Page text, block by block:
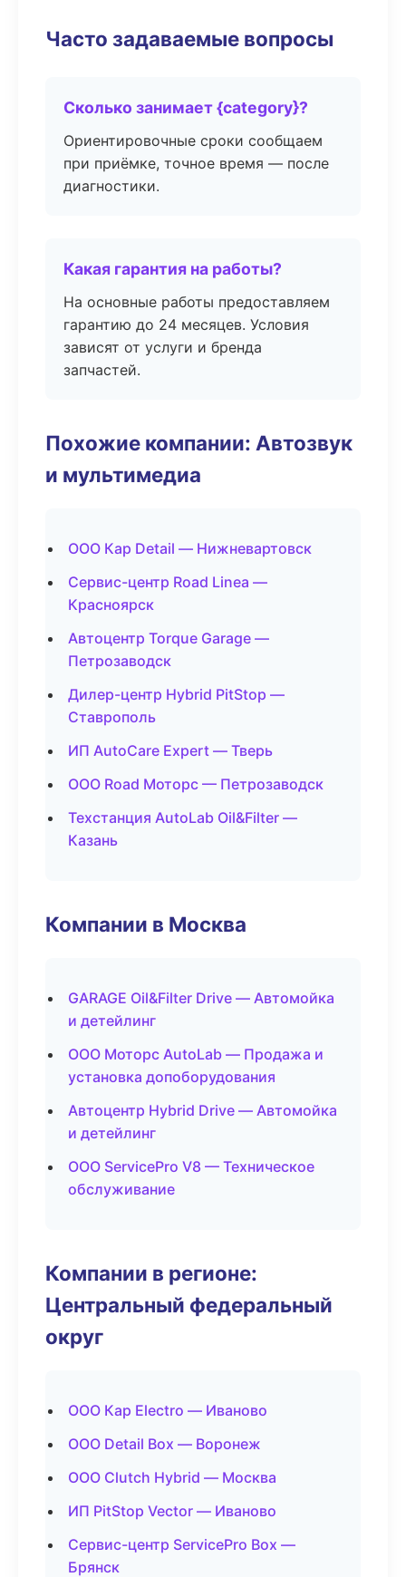
Часто задаваемые вопросы
Сколько занимает {category}?
Ориентировочные сроки сообщаем
при приёмке, точное время — после
диагностики.
Какая гарантия на работы?
На основные работы предоставляем
гарантию до 24 месяцев. Условия
зависят от услуги и бренда
запчастей.
Похожие компании: Автозвук
и мультимедиа
ООО Кар Detail — Нижневартовск
Сервис-центр Road Linea —
Красноярск
Автоцентр Torque Garage —
Петрозаводск
Дилер-центр Hybrid PitStop —
Ставрополь
ИП AutoCare Expert — Тверь
ООО Road Моторс — Петрозаводск
Техстанция AutoLab Oil&Filter —
Казань
Компании в Москва
GARAGE Oil&Filter Drive — Автомойка
и детейлинг
ООО Моторс AutoLab — Продажа и
установка допоборудования
Автоцентр Hybrid Drive — Автомойка
и детейлинг
ООО ServicePro V8 — Техническое
обслуживание
Компании в регионе:
Центральный федеральный
округ
ООО Кар Electro — Иваново
ООО Detail Box — Воронеж
ООО Clutch Hybrid — Москва
ИП PitStop Vector — Иваново
Сервис-центр ServicePro Box —
Брянск